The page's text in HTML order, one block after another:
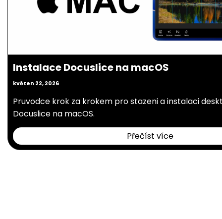
Instalace Docuslice na macOS
květen 22, 2026
Pruvodce krok za krokem pro stazeni a instalaci
Docuslice na macOS.
Přečíst více